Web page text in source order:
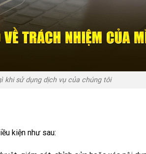
khi sử dụng dịch vụ của chúng tôi
kiện như sau: